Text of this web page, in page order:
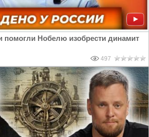
помогли Нобелю изобрести динамит
497